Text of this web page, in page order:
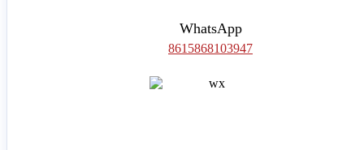
WhatsApp
8615868103947